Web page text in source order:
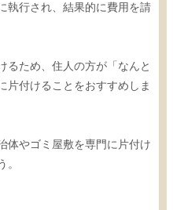
執行され、結果的に費用を請
るため、住人の方が「なんと
片付けることをおすすめしま
体やゴミ屋敷を専門に片付け
。